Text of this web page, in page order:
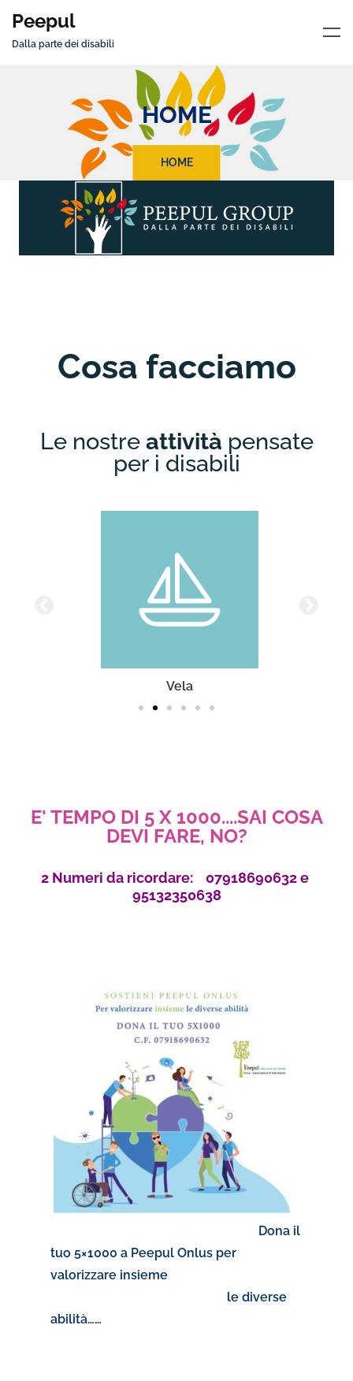
Peepul
Dalla parte dei disabili
HOME
HOME
Cosa facciamo
Le nostre attività pensate
per i disabili
Vela
E' TEMPO DI 5 X 1000....SAI COSA
DEVI FARE, NO?
2 Numeri da ricordare: 07918690632 e
95132350638
Dona il
tuo 5×1000 a Peepul Onlus per
valorizzare insieme
le diverse
abilità……